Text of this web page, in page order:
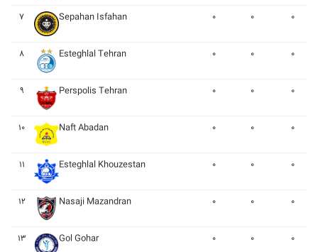
۷ Sepahan Isfahan ۰ ۰ ۰
۸ Esteghlal Tehran ۰ ۰ ۰
۹ Perspolis Tehran ۰ ۰ ۰
۱۰ Naft Abadan ۰ ۰ ۰
۱۱ Esteghlal Khouzestan ۰ ۰ ۰
۱۲ Nasaji Mazandran ۰ ۰ ۰
۱۳ Gol Gohar ۰ ۰ ۰